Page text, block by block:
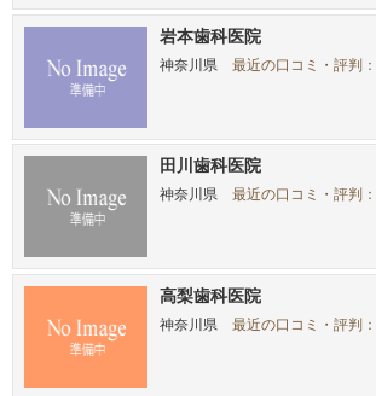
岩本歯科医院
神奈川県 最近の口コミ・評判
田川歯科医院
神奈川県 最近の口コミ・評判
高梨歯科医院
神奈川県 最近の口コミ・評判